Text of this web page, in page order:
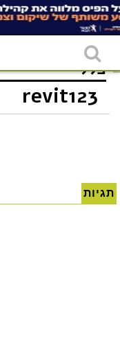
כללי
revit123
תגיות